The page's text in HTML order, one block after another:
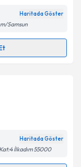
belirtilen
Haritada Göster
Samsun
talebi
almanız için bir
Haritada Göster
İlkadım 55000